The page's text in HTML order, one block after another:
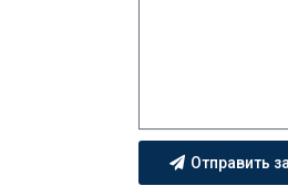
Отправить